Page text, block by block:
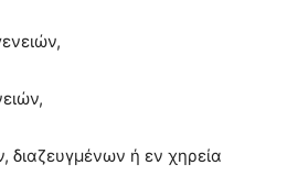
ή εν χηρεία